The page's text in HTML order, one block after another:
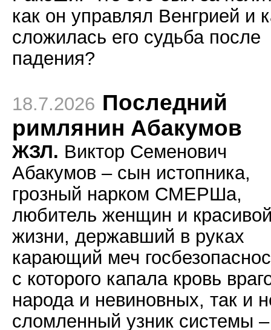
как он управлял Венгрией и
сложилась его судьба после
падения?
18.7.2026 Последний
римлянин Абакумов
ЖЗЛ. Виктор Семенович
Абакумов – сын истопника,
грозный нарком СМЕРШа,
любитель женщин и
жизни, державший в руках
карающий меч
с которого капала кровь
народа и невиновных, так и
сломленный узник системы –